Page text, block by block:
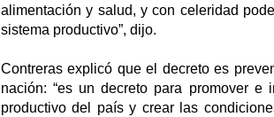
alimentación y salud, y con celeridad
sistema productivo”, dijo.
Contreras explicó que el decreto es
nación: “es un decreto para promover e
productivo del país y crear las